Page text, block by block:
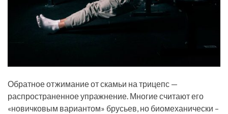
Обратное отжимание от скамьи на трицепс —
распространенное упражнение. Многие считают его
«новичковым вариантом» брусьев, но биомеханически –